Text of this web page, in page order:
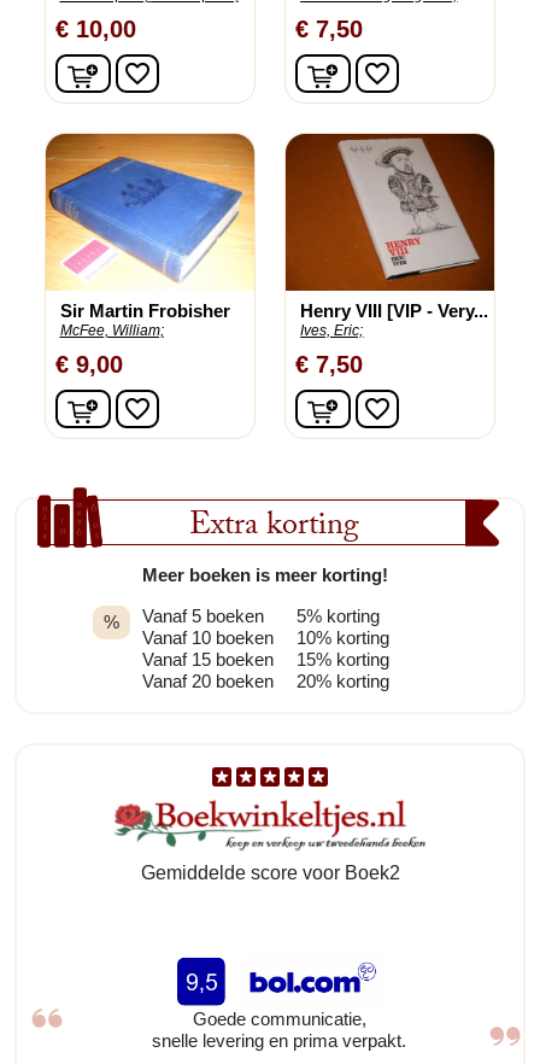
Extra korting
%
Meer boeken is meer korting!
Vanaf 5 boeken
Vanaf 10 boeken
Vanaf 15 boeken
Vanaf 20 boeken
5% korting
10% korting
15% korting
20% korting
Gemiddelde score voor Boek2
Goede communicatie,
snelle levering en prima verpakt.
€ 10,00
In winkelwagen
favorite_border
€ 7,50
In winkelwagen
favorite_border
Sir Martin Frobisher
McFee, William;
€ 9,00
In winkelwagen
favorite_border
Henry VIII [VIP - Very...
Ives, Eric;
€ 7,50
In winkelwagen
favorite_border